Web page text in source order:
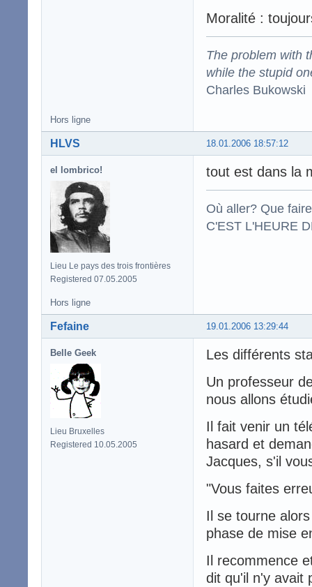
Moralité :
The problem with
while the stupid
Charles Bukowski
Hors ligne
18.01.2006 18:57:12
HLVS
el lombrico!
Lieu Le pays des trois frontières
Registered 07.05.2005
tout est dans la
Où aller? Que
C'EST L'HEURE
Hors ligne
19.01.2006 13:29:44
Fefaine
Belle Geek
Lieu Bruxelles
Registered 10.05.2005
Les différents
Un professeur
nous allons
Il fait venir un
hasard et
Jacques, s'il
"Vous faites
Il se tourne
phase de mise
Il recommence
dit qu'il n'y avait